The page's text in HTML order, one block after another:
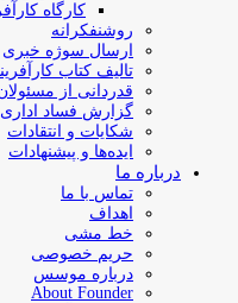
کارگاه
روشنفکرانه
ارسال سوژه‌ خبری
تالیف کتاب
قدردانی از
گزارش فساد اداری
شکایات و انتقادات
ایده‌ها و پیشنهادات
درباره ما
تماس با ما
اهداف
خط مشی
حریم خصوصی
درباره موسس
About Founder